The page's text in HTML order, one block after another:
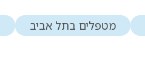
מטפלים בתל אביב